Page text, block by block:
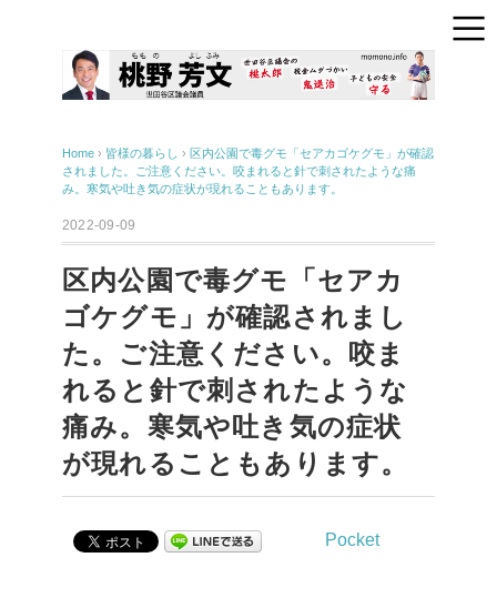
Home › 皆様の暮らし › 区内公園で毒グモ「セアカゴケグモ」が確認
されました。ご注意ください。咬まれると針で刺されたような痛
み。寒気や吐き気の症状が現れることもあります。
2022-09-09
区内公園で毒グモ「セアカ
ゴケグモ」が確認されまし
た。ご注意ください。咬ま
れると針で刺されたような
痛み。寒気や吐き気の症状
が現れることもあります。
Pocket